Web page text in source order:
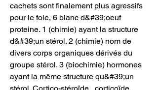
cachets sont finalement plus agressifs
pour le foie, 6 blanc d&#39;oeuf
proteine. 1 (chimie) ayant la structure
d&#39;un stérol. 2 (chimie) nom de
divers corps organiques dérivés du
groupe stérol. 3 (biochimie) hormones
ayant la même structure qu&#39;un